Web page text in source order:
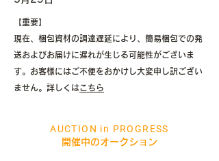
【重要】
現在、梱包資材の調達遅延により、簡易梱包での発
送およびお届けに遅れが生じる可能性がございま
す。お客様にはご不便をおかけし大変申し訳ござい
ません。詳しくはこちら
AUCTION in PROGRESS
開催中のオークション